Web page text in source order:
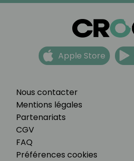
Nous contacter
Mentions légales
Partenariats
CGV
FAQ
Préférences cookies
Apple Store